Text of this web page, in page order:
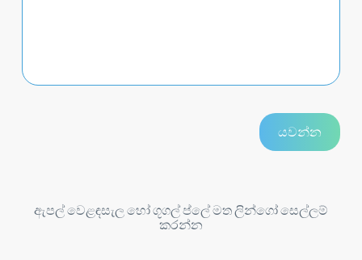
ඇපල් වෙළඳසැල හෝ ගූගල් ප්ලේ මත ලින්ගෝ සෙල්ලම්
කරන්න